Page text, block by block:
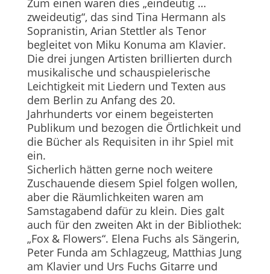
zweideutig“, das sind Tina Hermann als
Sopranistin, Arian Stettler als Tenor
begleitet von Miku Konuma am Klavier.
Die drei jungen Artisten brillierten durch
musikalische und schauspielerische
Leichtigkeit mit Liedern und Texten aus
dem Berlin zu Anfang des 20.
Jahrhunderts vor einem begeisterten
Publikum und bezogen die Örtlichkeit und
die Bücher als Requisiten in ihr Spiel mit
ein.
Sicherlich hätten gerne noch weitere
Zuschauende diesem Spiel folgen wollen,
aber die Räumlichkeiten waren am
Samstagabend dafür zu klein. Dies galt
auch für den zweiten Akt in der Bibliothek:
„Fox & Flowers“. Elena Fuchs als Sängerin,
Peter Funda am Schlagzeug, Matthias Jung
am Klavier und Urs Fuchs Gitarre und